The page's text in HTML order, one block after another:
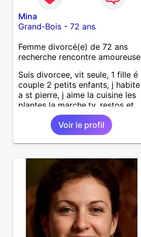
Mina
Grand-Bois- 72 ans
Femme divorcé(e) de 72 ans
recherche rencontre amoureuse
Suis divorcee, vit seule, 1 fille é
couple 2 petits enfants, j habite
a st pierre, j aime la cuisine les
plantes la marche,tv, restos et
voyages 1m65 68 kgse
Voir le profil